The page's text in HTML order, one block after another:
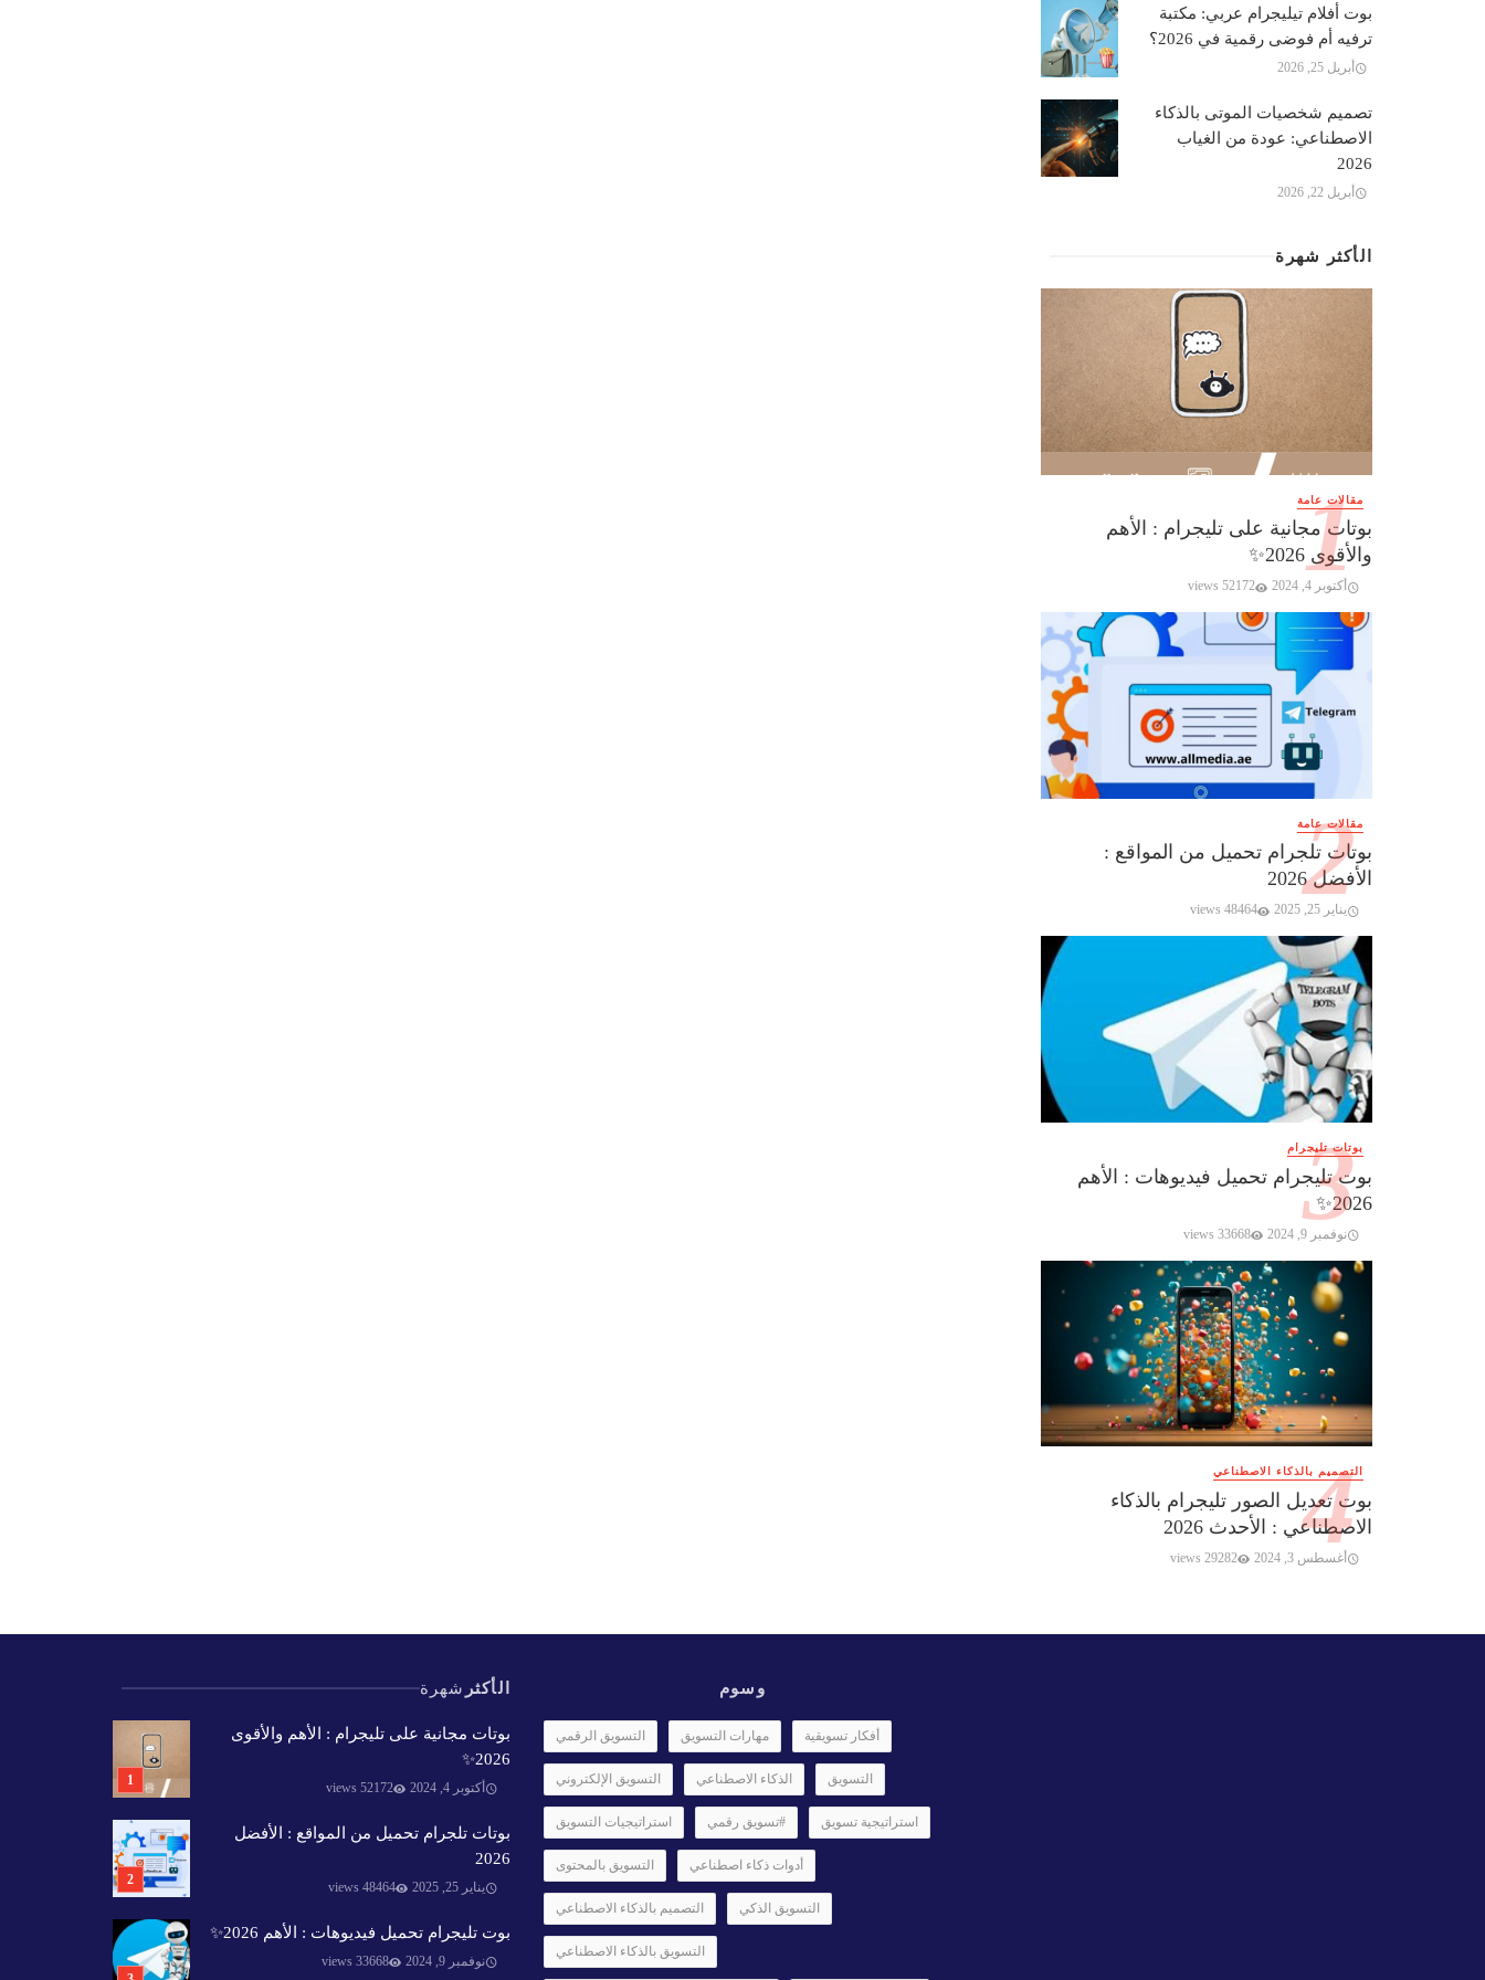
بوت أفلام تيليجرام عربي: مكتبة
ترفيه أم فوضى رقمية في 2026؟
أبريل 25, 2026
تصميم شخصيات الموتى بالذكاء
الاصطناعي: عودة من الغياب
2026
أبريل 22, 2026
الأكثر شهرة
مقالات عامة
بوتات مجانية على تليجرام : الأهم
والأقوى 2026✨️
أكتوبر 4, 2024 52172 views
مقالات عامة
بوتات تلجرام تحميل من المواقع :
الأفضل 2026
يناير 25, 2025 48464 views
بوتات تليجرام
بوت تليجرام تحميل فيديوهات : الأهم
2026✨️
نوفمبر 9, 2024 33668 views
التصميم بالذكاء الاصطناعي
بوت تعديل الصور تليجرام بالذكاء
الاصطناعي : الأحدث 2026
أغسطس 3, 2024 29282 views
الأكثر شهرة
بوتات مجانية على تليجرام : الأهم والأقوى
2026✨️
أكتوبر 4, 2024 52172 views
بوتات تلجرام تحميل من المواقع : الأفضل
2026
يناير 25, 2025 48464 views
بوت تليجرام تحميل فيديوهات : الأهم 2026✨️
نوفمبر 9, 2024 33668 views
وسوم
التسويق الرقمي مهارات التسويق أفكار تسويقية
التسويق الإلكتروني الذكاء الاصطناعي التسويق
استراتيجيات التسويق #تسويق رقمي استراتيجية تسويق
التسويق بالمحتوى أدوات ذكاء اصطناعي
التصميم بالذكاء الاصطناعي التسويق الذكي
التسويق بالذكاء الاصطناعي